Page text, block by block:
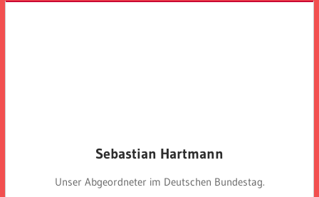
Sebastian Hartmann
Unser Abgeordneter im Deutschen Bundestag.